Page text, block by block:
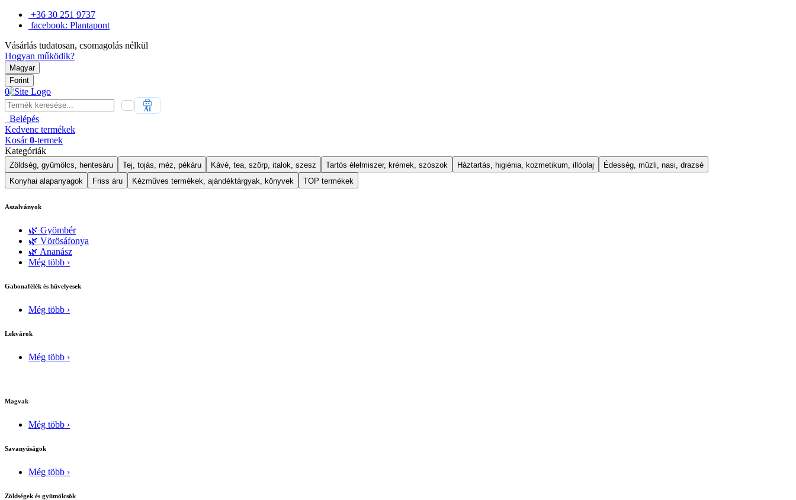
+36 30 251 9737
facebook: Plantapont
Vásárlás tudatosan, csomagolás nélkül
Hogyan működik?
Magyar
Forint
0
AI
Belépés
Kedvenc termékek
Kosár 0-termek
Kategóriák
Zöldség, gyümölcs, hentesáru Tej, tojás, méz, pékáru Kávé, tea, szörp, italok, szesz Tartós élelmiszer, krémek, szószok Háztartás, higiénia, kozmetikum, illóolaj
Édesség, müzli, nasi, drazsé
Konyhai alapanyagok
Friss áru Kézműves termékek, ajándéktárgyak, könyvek TOP termékek
Aszalványok
🌿 Gyömbér
🌿 Vörösáfonya
🌿 Ananász
Még több ›
Gabonafélék és hüvelyesek
Még több ›
Lekvárok
Még több ›
Magvak
Még több ›
Savanyúságok
Még több ›
Zöldségek és gyümölcsök